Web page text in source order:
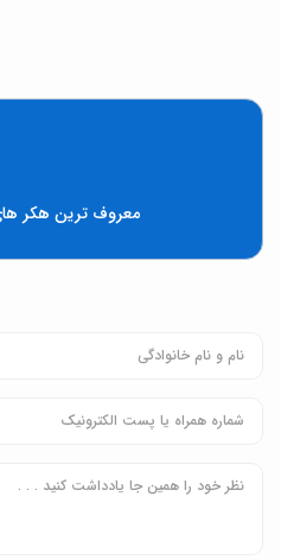
معروف ترین هکر های جهان | ۱۰